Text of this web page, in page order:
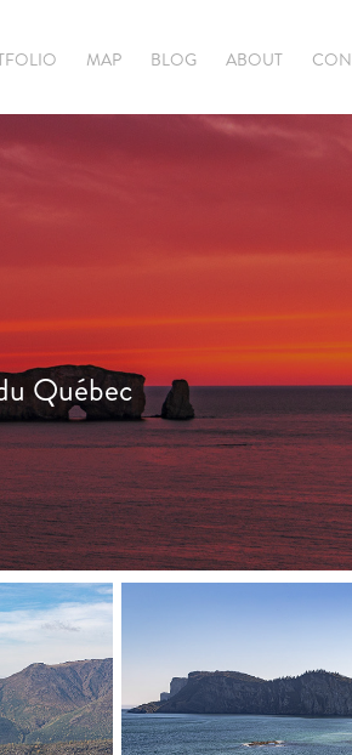
MAP BLOG ABOUT
Québec
la
Forillon